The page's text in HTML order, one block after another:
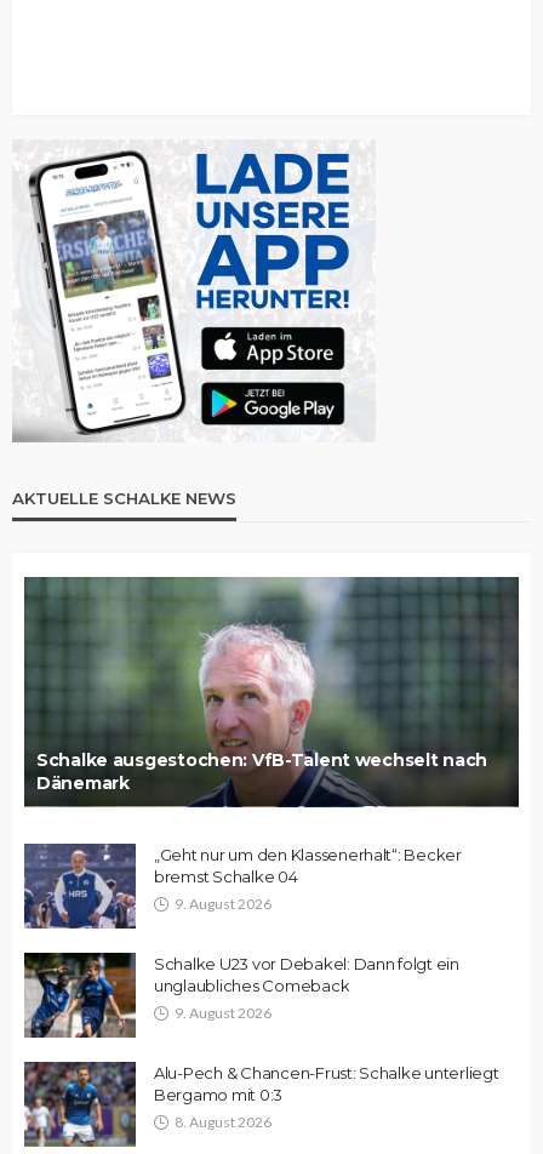
AKTUELLE SCHALKE NEWS
Schalke ausgestochen: VfB-Talent wechselt nach
Dänemark
„Geht nur um den Klassenerhalt“: Becker
bremst Schalke 04
9. August 2026
Schalke U23 vor Debakel: Dann folgt ein
unglaubliches Comeback
9. August 2026
Alu-Pech & Chancen-Frust: Schalke unterliegt
Bergamo mit 0:3
8. August 2026